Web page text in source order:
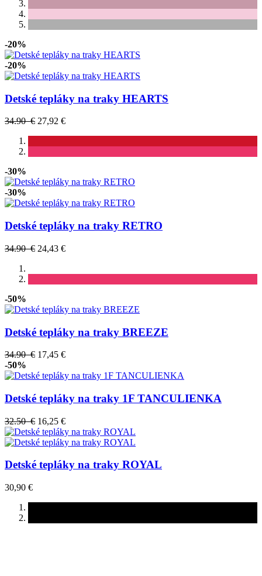
-20%
-20%
Detské tepláky na traky HEARTS
34.90 € 27,92 €
-30%
-30%
Detské tepláky na traky RETRO
34.90 € 24,43 €
-50%
Detské tepláky na traky BREEZE
34.90 € 17,45 €
-50%
Detské tepláky na traky 1F TANCULIENKA
32.50 € 16,25 €
Detské tepláky na traky ROYAL
30,90 €